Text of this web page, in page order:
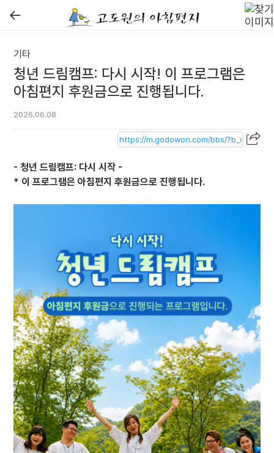
←
기타
청년 드림캠프: 다시 시작! 이 프로그램은
아침편지 후원금으로 진행됩니다.
2026.06.08
- 청년 드림캠프: 다시 시작 -
* 이 프로그램은 아침편지 후원금으로 진행됩니다.